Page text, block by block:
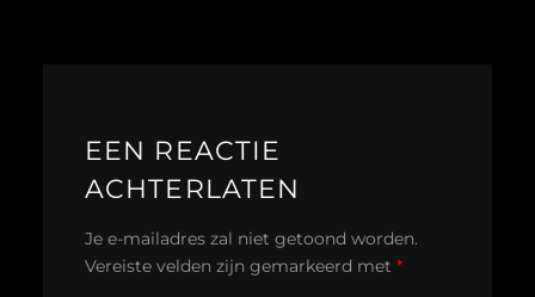
EEN REACTIE
ACHTERLATEN
Je e-mailadres zal niet getoond worden.
Vereiste velden zijn gemarkeerd met *